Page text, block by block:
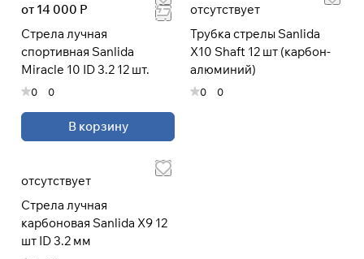
от 14 000 Р
Стрела лучная
спортивная Sanlida
Miracle 10 ID 3.2 12 шт.
0 0
В корзину
отсутствует
Трубка стрелы Sanlida
X10 Shaft 12 шт (карбон-
алюминий)
0 0
отсутствует
Стрела лучная
карбоновая Sanlida X9 12
шт ID 3.2 мм